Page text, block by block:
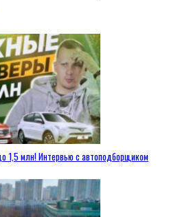
1,5 млн! Интервью с автоподборщиком